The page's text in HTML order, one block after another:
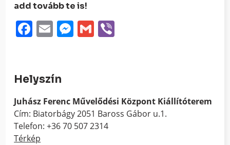
add tovább te is!
Facebook
EmailMessenger
Gmail
Helyszín
Juhász Ferenc Művelődési Központ Kiállítóterem
Cím: Biatorbágy 2051 Baross Gábor u.1.
Telefon: +36 70 507 2314
Térkép